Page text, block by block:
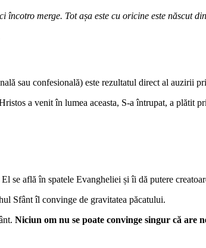
încotro merge. Tot așa este cu oricine este născut
sau confesională) este rezultatul direct al auzirii
a venit în lumea aceasta, S-a întrupat, a plătit
se află în spatele Evangheliei și îi dă putere
Sfânt îl convinge de gravitatea păcatului.
Niciun om nu se poate convinge singur că are